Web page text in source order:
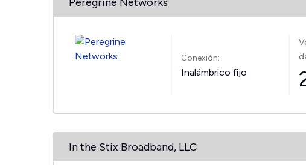
Conexión:
Inalámbrico fijo
In the Stix Broadband, LLC